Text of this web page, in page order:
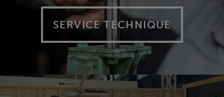
SERVICE TECHNIQUE